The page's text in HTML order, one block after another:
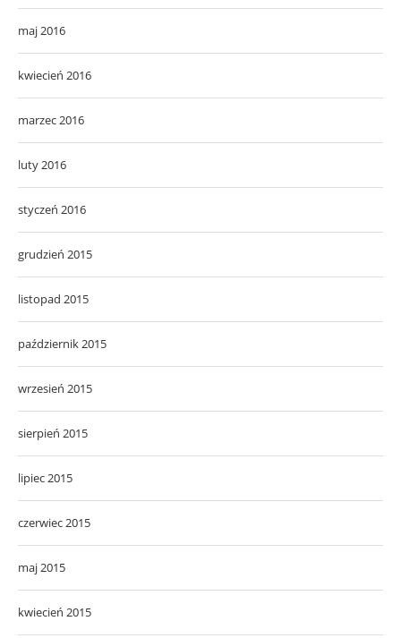
maj 2016
kwiecień 2016
marzec 2016
luty 2016
styczeń 2016
grudzień 2015
listopad 2015
październik 2015
wrzesień 2015
sierpień 2015
lipiec 2015
czerwiec 2015
maj 2015
kwiecień 2015